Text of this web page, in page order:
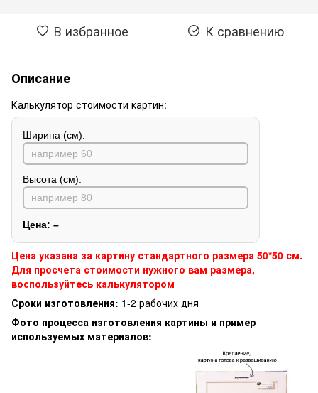
В избранное К сравнению
Описание
Калькулятор стоимости картин:
Ширина (см):
Высота (см):
Цена: –
Цена указана за картину стандартного размера 50*50 см.
Для просчета стоимости нужного вам размера,
воспользуйтесь калькулятором
Сроки изготовления: 1-2 рабочих дня
Фото процесса изготовления картины и пример
используемых материалов: